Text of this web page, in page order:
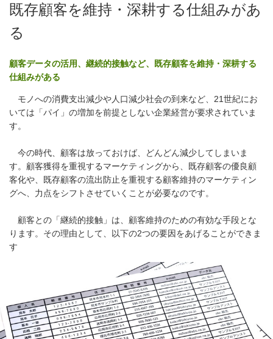
既存顧客を維持・深耕する仕組みがあ
る
顧客データの活用、継続的接触など、既存顧客を維持・深耕する
仕組みがある
モノへの消費支出減少や人口減少社会の到来など、21世紀にお
いては「パイ」の増加を前提としない企業経営が要求されていま
す。
今の時代、顧客は放っておけば、どんどん減少してしまいま
す。顧客獲得を重視するマーケティングから、既存顧客の優良顧
客化や、既存顧客の流出防止を重視する顧客維持のマーケティン
グへ、力点をシフトさせていくことが必要なのです。
顧客との「継続的接触」は、顧客維持のための有効な手段とな
ります。その理由として、以下の2つの要因をあげることができま
す